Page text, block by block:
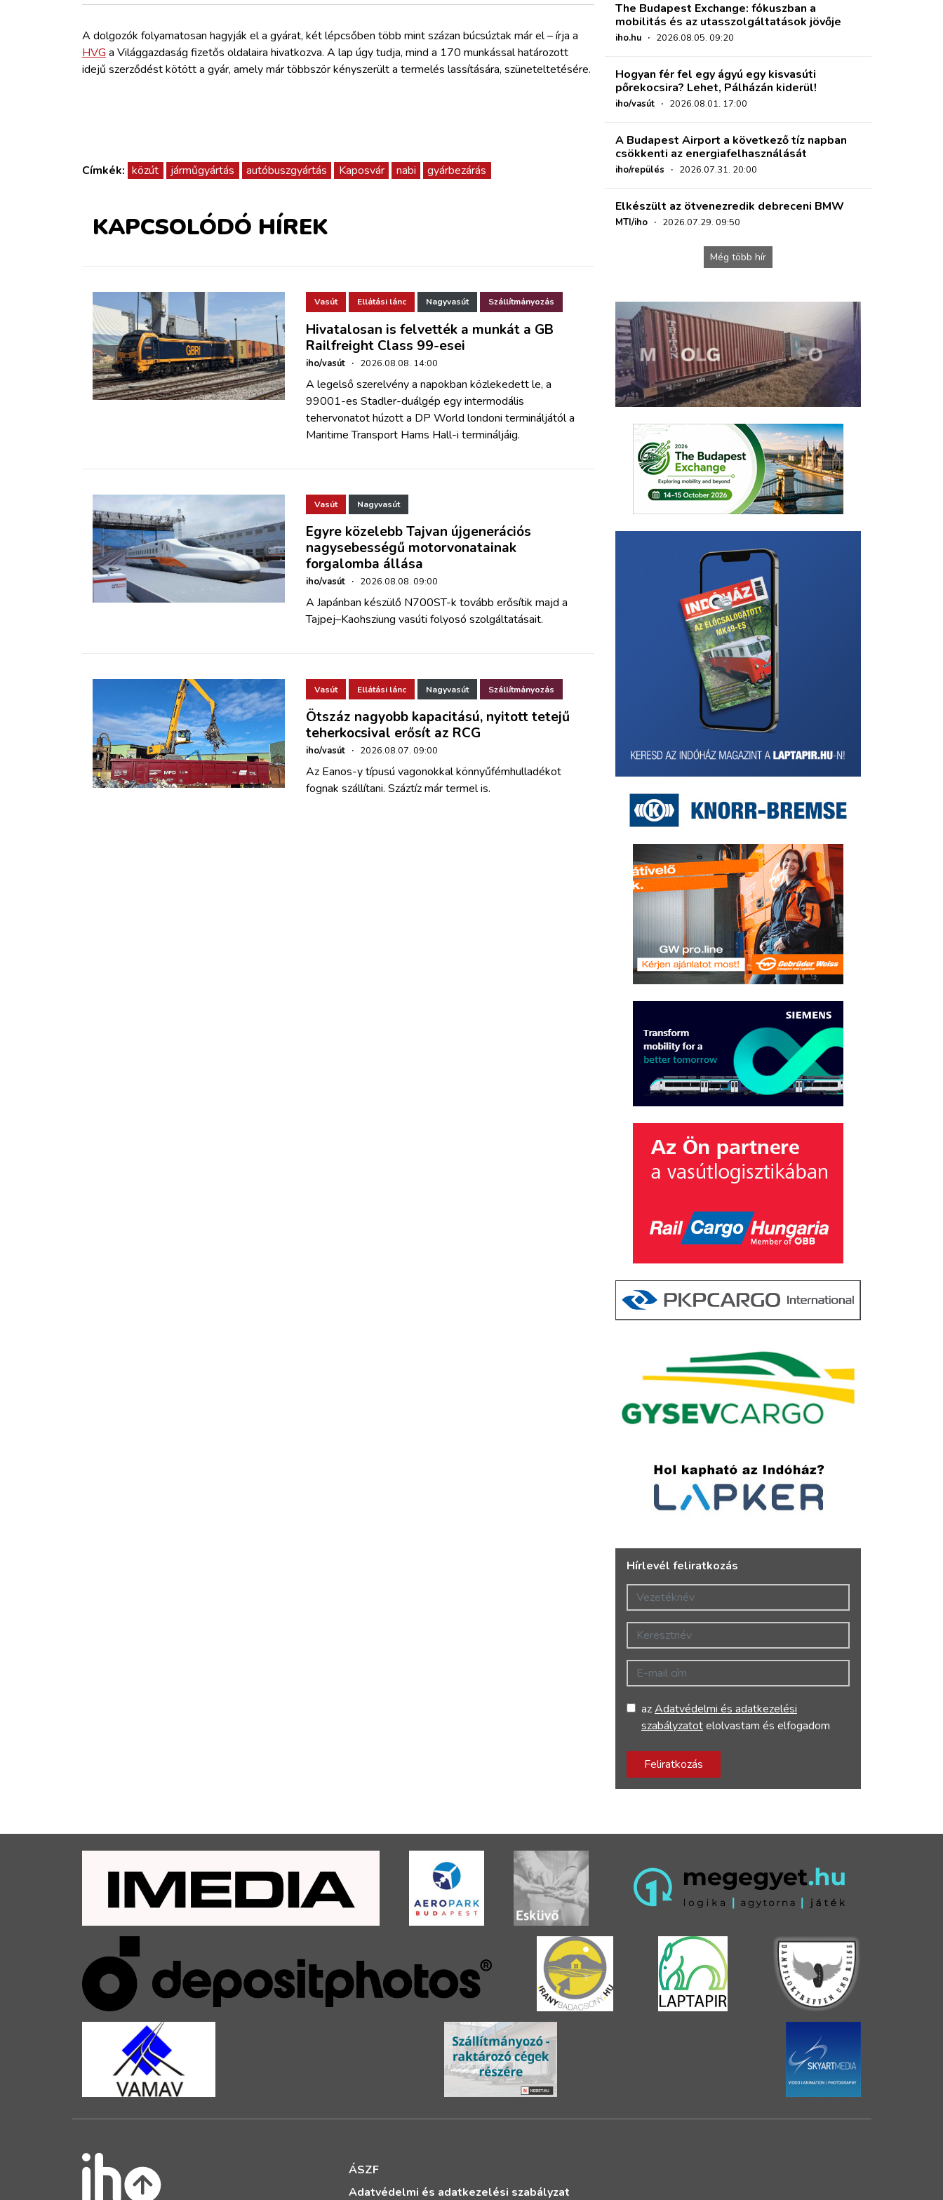
HAJÓZÁS
WEBSHOP
A dolgozók folyamatosan hagyják el a gyárat, két lépcsőben több mint százan búcsúztak már el – írja a
HVG a Világgazdaság fizetős oldalaira hivatkozva. A lap úgy tudja, mind a 170 munkással határozott
idejű szerződést kötött a gyár, amely már többször kényszerült a termelés lassítására, szüneteltetésére.
Címkék: közút járműgyártás autóbuszgyártás Kaposvár nabi gyárbezárás
KAPCSOLÓDÓ HÍREK
Vasút Ellátási lánc Nagyvasút Szállítmányozás
Hivatalosan is felvették a munkát a GB
Railfreight Class 99-esei
iho/vasút · 2026.08.08. 14:00
A legelső szerelvény a napokban közlekedett le, a
99001-es Stadler-duálgép egy intermodális
tehervonatot húzott a DP World londoni termináljától a
Maritime Transport Hams Hall-i termináljáig.
Vasút Nagyvasút
Egyre közelebb Tajvan újgenerációs
nagysebességű motorvonatainak
forgalomba állása
iho/vasút · 2026.08.08. 09:00
A Japánban készülő N700ST-k tovább erősítik majd a
Tajpej–Kaohsziung vasúti folyosó szolgáltatásait.
Vasút Ellátási lánc Nagyvasút Szállítmányozás
Ötszáz nagyobb kapacitású, nyitott tetejű
teherkocsival erősít az RCG
iho/vasút · 2026.08.07. 09:00
Az Eanos-y típusú vagonokkal könnyűfémhulladékot
fognak szállítani. Száztíz már termel is.
The Budapest Exchange: fókuszban a
mobilitás és az utasszolgáltatások jövője
iho.hu · 2026.08.05. 09:20
Hogyan fér fel egy ágyú egy kisvasúti
pőrekocsira? Lehet, Pálházán kiderül!
iho/vasút · 2026.08.01. 17:00
A Budapest Airport a következő tíz napban
csökkenti az energiafelhasználását
iho/repülés · 2026.07.31. 20:00
Elkészült az ötvenezredik debreceni BMW
MTI/iho · 2026.07.29. 09:50
Még több hír
Hírlevél feliratkozás
Vezetéknév
Keresztnév
E-mail cím
azAdatvédelmi és adatkezelési
szabályzatotelolvastam és elfogadom
Feliratkozás
ÁSZF
Adatvédelmi és adatkezelési szabályzat